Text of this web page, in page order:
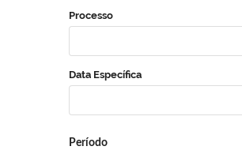
Processo
Data Específica
Período